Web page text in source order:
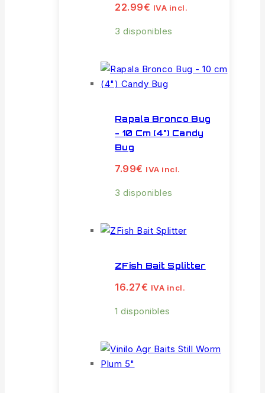
22.99€ IVA incl.
3 disponibles
Rapala Bronco Bug
- 10 Cm (4") Candy
Bug
7.99€ IVA incl.
3 disponibles
ZFish Bait Splitter
16.27€ IVA incl.
1 disponibles